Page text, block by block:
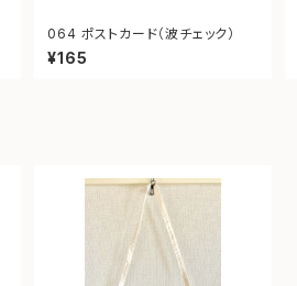
064 ポストカード（波チェック）
¥165